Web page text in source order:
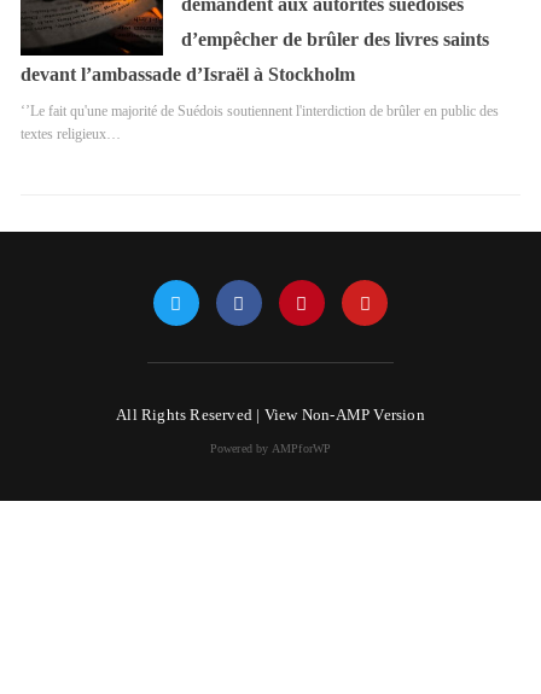
demandent aux autorités suédoises
d’empêcher de brûler des livres saints
devant l’ambassade d’Israël à Stockholm
‘’Le fait qu'une majorité de Suédois soutiennent l'interdiction de brûler en public des
textes religieux…
All Rights Reserved | View Non-AMP Version
Powered by AMPforWP